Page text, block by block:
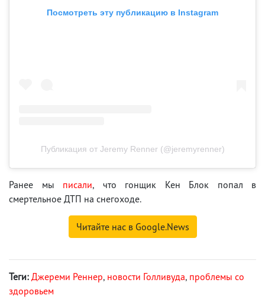
Посмотреть эту публикацию в Instagram
Публикация от Jeremy Renner (@jeremyrenner)
Ранее мы писали, что гонщик Кен Блок попал в
смертельное ДТП на снегоходе.
Читайте нас в Google.News
Теги: Джереми Реннер, новости Голливуда, проблемы со
здоровьем